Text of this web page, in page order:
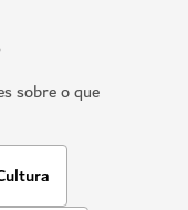
sobre o que